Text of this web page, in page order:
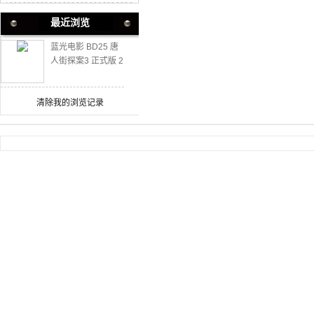
最近浏览
蓝光电影 BD25 唐
人街探案3 正式版 2
清除我的浏览记录